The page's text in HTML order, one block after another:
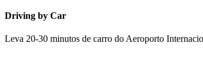
Driving by Car
Leva 20-30 minutos de carro do Aeroporto